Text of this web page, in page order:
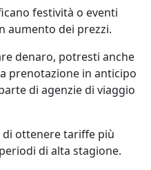
festività o eventi
aumento dei prezzi.
denaro, potresti anche
prenotazione in anticipo
di agenzie di viaggio
ottenere tariffe più
di alta stagione.